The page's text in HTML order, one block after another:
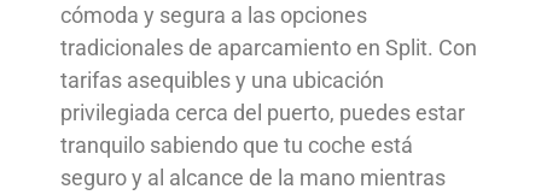
cómoda y segura a las opciones
tradicionales de aparcamiento en Split. Con
tarifas asequibles y una ubicación
privilegiada cerca del puerto, puedes estar
tranquilo sabiendo que tu coche está
seguro y al alcance de la mano mientras